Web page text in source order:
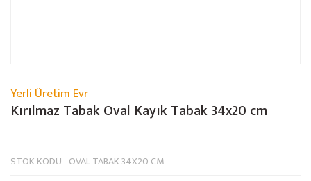
Yerli Üretim Evr
Kırılmaz Tabak Oval Kayık Tabak 34x20 cm
STOK KODU OVAL TABAK 34X20 CM